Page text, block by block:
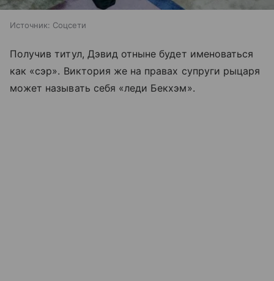
Источник: Соцсети
Получив титул, Дэвид отныне будет именоваться
как «сэр». Виктория же на правах супруги рыцаря
может называть себя «леди Бекхэм».